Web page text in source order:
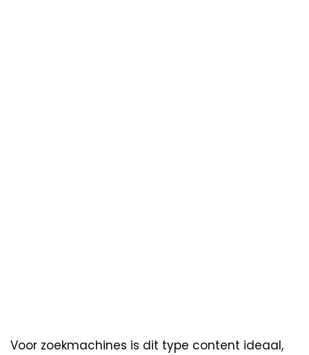
Voor zoekmachines is dit type content ideaal,